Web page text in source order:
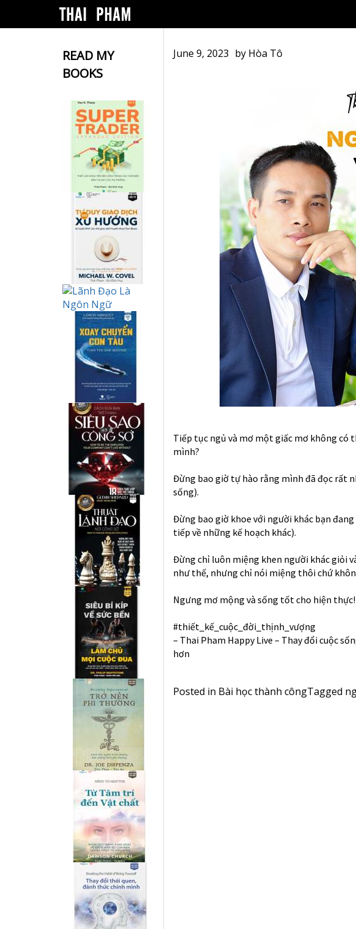
READ MY
BOOKS
June 9, 2023 by Hòa Tô
Tiếp tục ngủ và mơ một giấc mơ không có
mình?
Đừng bao giờ tự hào rằng mình đã đọc rất
sống).
Đừng bao giờ khoe với người khác bạn
tiếp về những kế hoạch khác).
Đừng chỉ luôn miệng khen người khác giỏi
như thế, nhưng chỉ nói miệng thôi chứ
Ngưng mơ mộng và sống tốt cho hiện thực!
#thiết_kế_cuộc_đời_thịnh_vượng
– Thai Pham Happy Live – Thay đổi cuộc
hơn
Posted in Bài học thành côngTagged